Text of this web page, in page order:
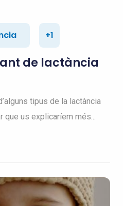
+1
de lactància
tipus de la lactància
que us explicaríem més...